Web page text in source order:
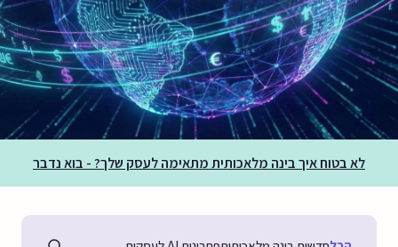
לא בטוח איך בינה מלאכותית מתאימה לעסק שלך? - בוא נדבר